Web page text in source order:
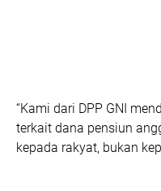
“Kami dari DPP GNI
terkait dana pensiun
kepada rakyat, bukan